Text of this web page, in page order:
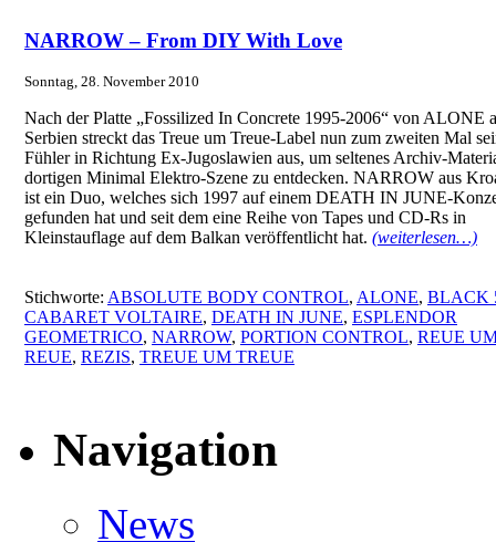
NARROW – From DIY With Love
Sonntag, 28. November 2010
Nach der Platte „Fossilized In Concrete 1995-2006“ von ALONE
Serbien streckt das Treue um Treue-Label nun zum zweiten Mal
Fühler in Richtung Ex-Jugoslawien aus, um seltenes Archiv-
dortigen Minimal Elektro-Szene zu entdecken. NARROW aus
ist ein Duo, welches sich 1997 auf einem DEATH IN JUNE-
gefunden hat und seit dem eine Reihe von Tapes und CD-Rs in
Kleinstauflage auf dem Balkan veröffentlicht hat. (weiterlesen…)
Stichworte: ABSOLUTE BODY CONTROL, ALONE, BLACK
CABARET VOLTAIRE, DEATH IN JUNE, ESPLENDOR
GEOMETRICO, NARROW, PORTION CONTROL, REUE
REUE, REZIS, TREUE UM TREUE
Navigation
News